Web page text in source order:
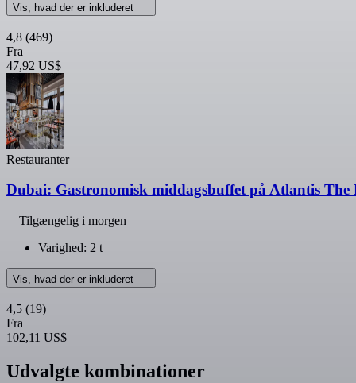
Vis, hvad der er inkluderet
4,8 (469)
Fra
47,92 US$
Restauranter
Dubai: Gastronomisk middagsbuffet på Atlantis The
Tilgængelig i morgen
Varighed: 2 t
Vis, hvad der er inkluderet
4,5 (19)
Fra
102,11 US$
Udvalgte kombinationer